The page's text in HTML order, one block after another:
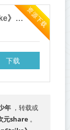
资源下载
《出击!福建舰 FuJianStrike》Build.23589399-免安装中文版
下载
年 ，转载或
元share 。